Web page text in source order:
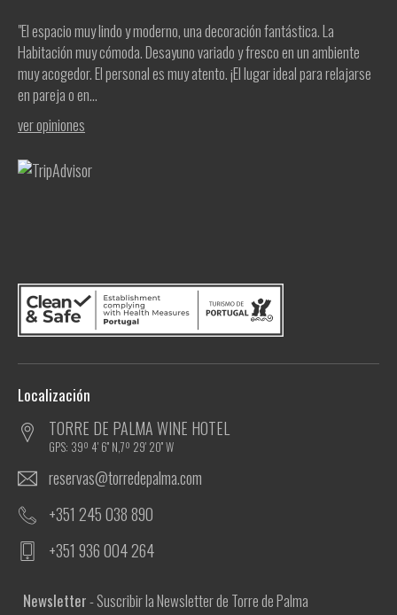
"El espacio muy lindo y moderno, una decoración fantástica. La
Habitación muy cómoda. Desayuno variado y fresco en un ambiente
muy acogedor. El personal es muy atento. ¡El lugar ideal para relajarse
en pareja o en...
ver opiniones
Localización
TORRE DE PALMA WINE HOTEL
GPS: 39º 4' 6'' N,7º 29' 20'' W
reservas@torredepalma.com
+351 245 038 890
+351 936 004 264
Newsletter- Suscribir la Newsletter de Torre de Palma